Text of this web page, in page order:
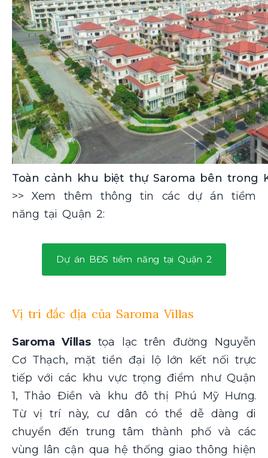
Toàn cảnh khu biệt thự Saroma bên trong
>> Xem thêm thông tin các dự án tiềm
năng tại Quận 2:
Dự án BĐS tiềm năng tại Quận 2
Vị trí đắc địa của Saroma Villas
Saroma Villastọa lạc trên đường Nguyễn
Cơ Thạch, mặt tiền đại lộ lớn kết nối trực
tiếp với các khu vực trọng điểm như Quận
1, Thảo Điền và khu đô thị Phú Mỹ Hưng.
Từ vị trí này, cư dân có thể dễ dàng di
chuyển đến trung tâm thành phố và các
vùng lân cận qua hệ thống giao thông hiện